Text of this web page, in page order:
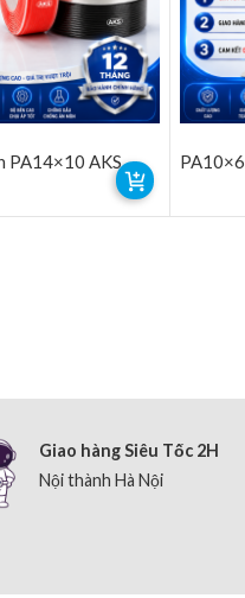
PA14×10 AKS
Giao hàng Siêu Tốc 2H
Nội thành Hà Nội